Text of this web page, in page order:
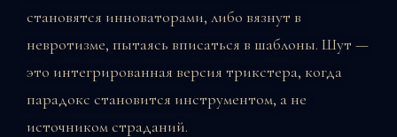
становятся инноваторами, либо вязнут в
невротизме, пытаясь вписаться в шаблоны. Шут —
это интегрированная версия трикстера, когда
парадокс становится инструментом, а не
источником страданий.